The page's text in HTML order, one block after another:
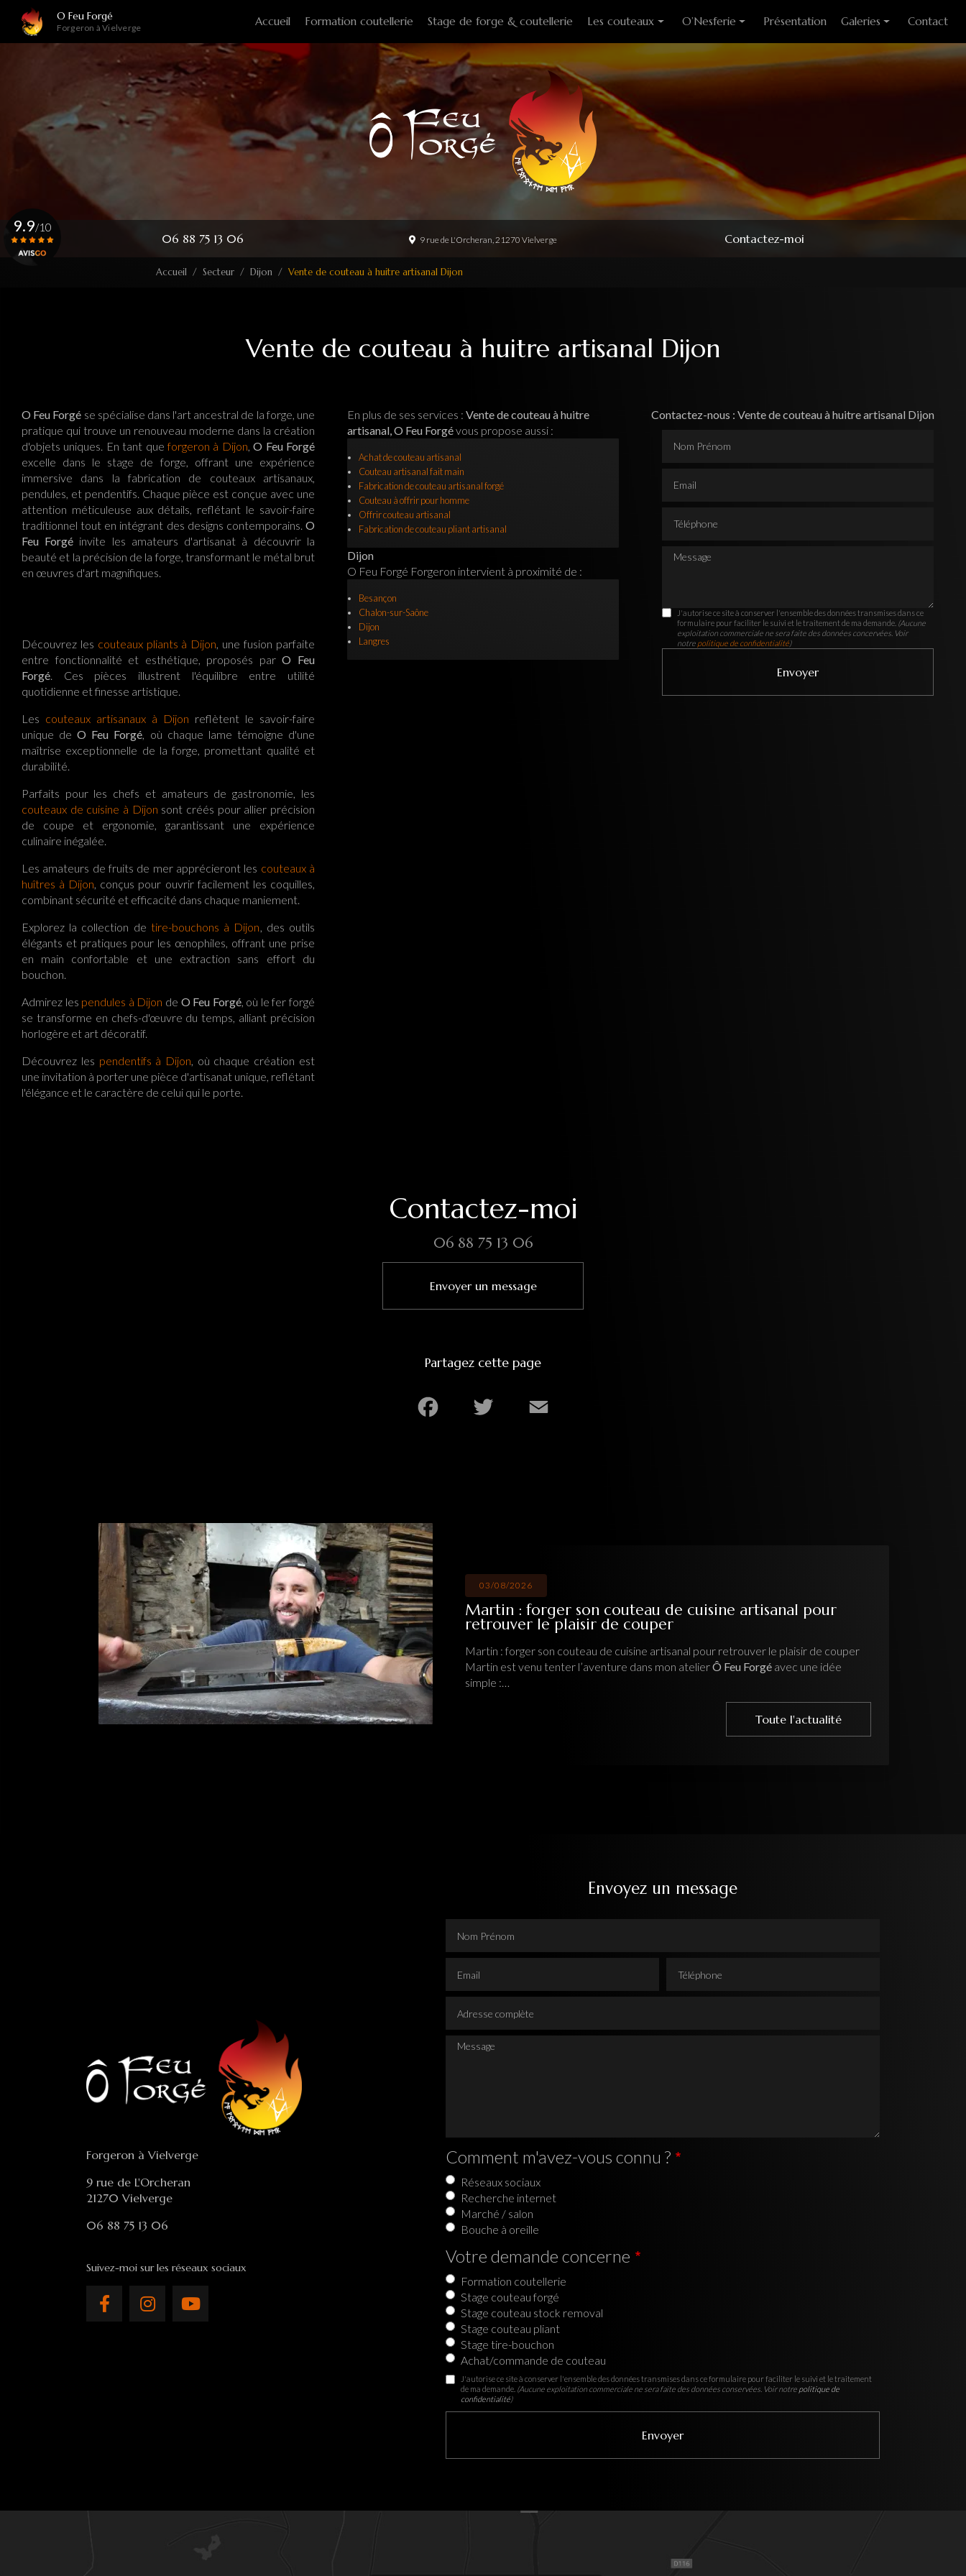
contenu
O Feu Forgé
Forgeron à Vielverge Accueil Formation coutellerie Stage de forge & coutellerie Les couteaux
Couteaux fixes
Couteaux pliants
Couteaux de cuisine
Couteaux de table
Couteaux à huitre
Tire-bouchons
Option
O’Nesferie
Encens Artisanal
Présentation Galeries
Photo des stages
Contact
06 88 75 13 06 9 rue de L'Orcheran, 21270 Vielverge Contactez-moi
9.9/10
Accueil Secteur Dijon Vente de couteau à huitre artisanal Dijon
Vente de couteau à huitre artisanal Dijon
O Feu Forgé se spécialise dans l'art ancestral de la forge, une
pratique qui trouve un renouveau moderne dans la création
d'objets uniques. En tant que forgeron à Dijon,O Feu Forgé
excelle dans le stage de forge, offrant une expérience
immersive dans la fabrication de couteaux artisanaux,
pendules, et pendentifs. Chaque pièce est conçue avec une
attention méticuleuse aux détails, reflétant le savoir-faire
traditionnel tout en intégrant des designs contemporains. O
Feu Forgé invite les amateurs d'artisanat à découvrir la
beauté et la précision de la forge, transformant le métal brut
en œuvres d'art magnifiques.
Découvrez les couteaux pliants à Dijon , une fusion parfaite
entre fonctionnalité et esthétique, proposés parO Feu
Forgé . Ces pièces illustrent l'équilibre entre utilité
quotidienne et finesse artistique.
Les couteaux artisanaux à Dijon reflètent le savoir-faire
unique deO Feu Forgé , où chaque lame témoigne d'une
maîtrise exceptionnelle de la forge, promettant qualité et
durabilité.
Parfaits pour les chefs et amateurs de gastronomie, les
couteaux de cuisine à Dijon sont créés pour allier précision
de coupe et ergonomie, garantissant une expérience
culinaire inégalée.
Les amateurs de fruits de mer apprécieront les couteaux à
huîtres à Dijon , conçus pour ouvrir facilement les coquilles,
combinant sécurité et efficacité dans chaque maniement.
Explorez la collection de tire-bouchons à Dijon , des outils
élégants et pratiques pour les œnophiles, offrant une prise
en main confortable et une extraction sans effort du
bouchon.
Admirez les pendules à Dijon de O Feu Forgé, où le fer forgé
se transforme en chefs-d'œuvre du temps, alliant précision
horlogère et art décoratif.
Découvrez les pendentifs à Dijon , où chaque création est
une invitation à porter une pièce d'artisanat unique, reflétant
l'élégance et le caractère de celui qui le porte.
En plus de ses services : Vente de couteau à huitre
artisanal, O Feu Forgévous propose aussi :
Achat de couteau artisanal
Couteau artisanal fait main
Fabrication de couteau artisanal forgé
Couteau à offrir pour homme
Offrir couteau artisanal
Fabrication de couteau pliant artisanal
Dijon
O Feu Forgé Forgeron intervient à proximité de :
Besançon
Chalon-sur-Saône
Dijon
Langres
Contactez-nous : Vente de couteau à huitre artisanal Dijon
Message
J'autorise ce site à conserver l'ensemble des données transmises dans ce
formulaire pour faciliter le suivi et le traitement de ma demande. (Aucune
exploitation commerciale ne sera faite des données concervées. Voir
notre politique de confidentialité)
Contactez-moi
06 88 75 13 06
Envoyer un message
Partagez cette page
03/08/2026
Martin : forger son couteau de cuisine artisanal pour
retrouver le plaisir de couper
Martin : forger son couteau de cuisine artisanal pour retrouver le plaisir de couper
Martin est venu tenter l’aventure dans mon atelierÔ Feu Forgé avec une idée
simple :…
Toute l'actualité
Forgeron à Vielverge
9 rue de L'Orcheran
21270 Vielverge
06 88 75 13 06
Suivez-moi sur les réseaux sociaux
Envoyez un message
Message
Comment m'avez-vous connu ?
Réseaux sociaux
Recherche internet
Marché / salon
Bouche à oreille
Votre demande concerne
Formation coutellerie
Stage couteau forgé
Stage couteau stock removal
Stage couteau pliant
Stage tire-bouchon
Achat/commande de couteau
J'autorise ce site à conserver l'ensemble des données transmises dans ce formulaire pour faciliter le suivi et le traitement
de ma demande. (Aucune exploitation commerciale ne sera faite des données conservées. Voir notre politique de
confidentialité)